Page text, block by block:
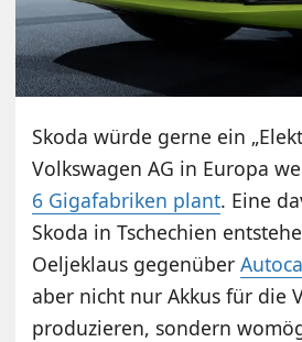
Skoda würde gerne ein
Volkswagen AG in Europa
6 Gigafabriken plant. Eine
Skoda in Tschechien
Oeljeklaus gegenüber
aber nicht nur Akkus für die
produzieren, sondern